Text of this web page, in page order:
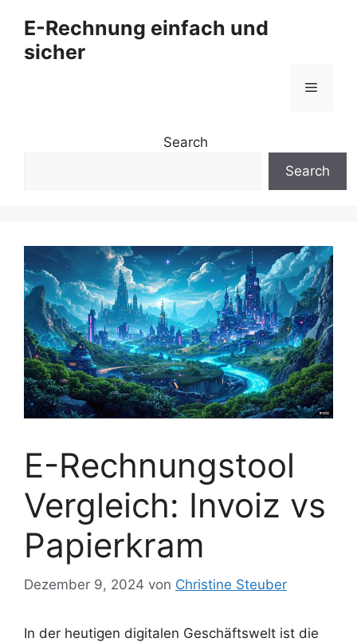
Inhalt
springen
E-Rechnung einfach und
sicher
Menü
Search
Search
E-Rechnungstool
Vergleich: Invoiz vs
Papierkram
Dezember 9, 2024 von Christine Steuber
In der heutigen digitalen Geschäftswelt ist die